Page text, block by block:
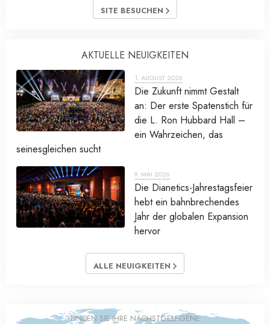
SITE BESUCHEN
AKTUELLE NEUIGKEITEN
1. AUGUST 2026
Die Zukunft nimmt Gestalt
an: Der erste Spatenstich für
die L. Ron Hubbard Hall –
ein Wahrzeichen, das
seinesgleichen sucht
9. MAI 2026
Die Dianetics-Jahrestagsfeier
hebt ein bahnbrechendes
Jahr der globalen Expansion
hervor
ALLE NEUIGKEITEN
FINDEN SIE IHRE NÄCHSTGELEGENE